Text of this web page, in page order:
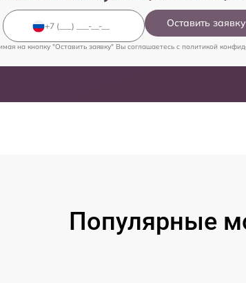
Оставить заявку
на кнопку "Оставить заявку" Вы соглашаетесь c политикой
Популярные